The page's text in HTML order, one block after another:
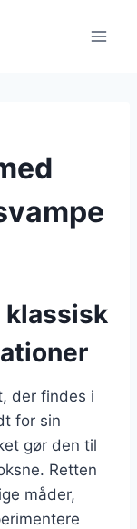
klassisk
der findes i
for sin
gør den til
Retten
måder,